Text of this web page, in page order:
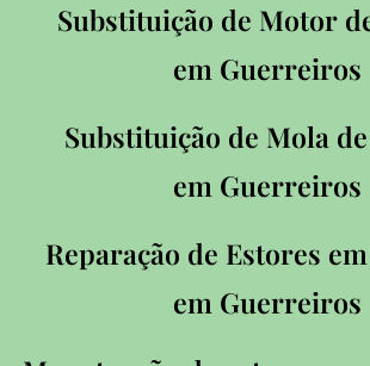
Substituição de Motor
em Guerreiros
Substituição de Mola
em Guerreiros
Reparação de Estores
em Guerreiros